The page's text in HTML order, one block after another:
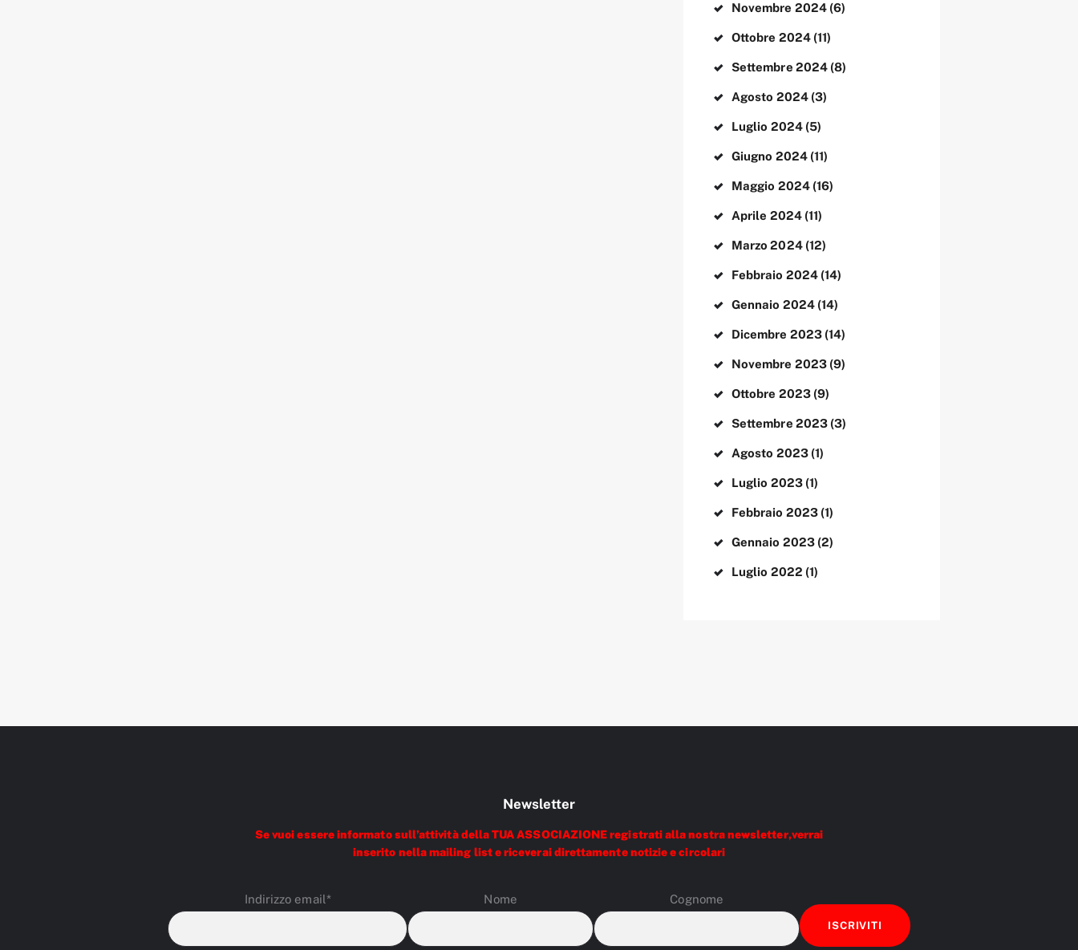
Novembre 2024(6)
Ottobre 2024(11)
Settembre 2024(8)
Agosto 2024(3)
Luglio 2024(5)
Giugno 2024(11)
Maggio 2024(16)
Aprile 2024(11)
Marzo2024(12)
Febbraio 2024(14)
Gennaio 2024(14)
Dicembre 2023(14)
Novembre 2023(9)
Ottobre 2023(9)
Settembre 2023(3)
Agosto 2023(1)
Luglio 2023(1)
Febbraio 2023(1)
Gennaio 2023(2)
Luglio 2022 (1)
Newsletter
Se vuoi essere informato sull’attività della TUA ASSOCIAZIONE registrati alla nostra newsletter,verrai
inserito nella mailing list e riceverai direttamente notizie e circolari
Indirizzo email* Nome Cognome